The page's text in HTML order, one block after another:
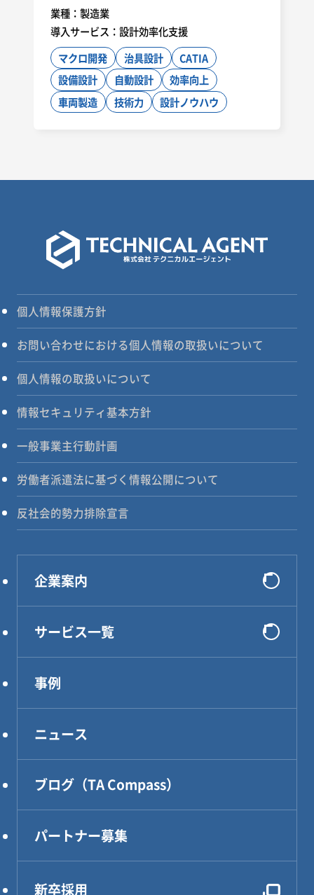
業種： 製造業
導入サービス： 設計効率化支援
マクロ開発
治具設計
CATIA
設備設計
自動設計
効率向上
車両製造
技術力 設計ノウハウ
個人情報保護方針
お問い合わせにおける個人情報の取扱いについて
個人情報の取扱いについて
情報セキュリティ基本方針
一般事業主行動計画
労働者派遣法に基づく情報公開について
反社会的勢力排除宣言
企業案内
会社概要
選ばれる理由
企業理念
サービス一覧
システム開発
インフラ構築
DXソリューション
CAE解析・試験・評価
事例
ニュース
ブログ（TA Compass）
パートナー募集
新卒採用